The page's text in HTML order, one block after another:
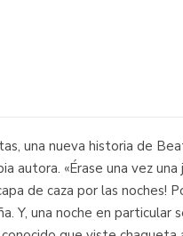
una nueva historia de
autora. «Érase una vez
de caza por las
Y, una noche en